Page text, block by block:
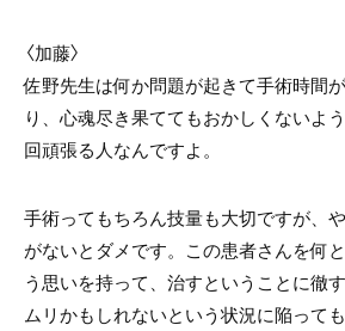
〈加藤〉
佐野先生は何か問題が起きて手術時間
り、心魂尽き果ててもおかしくないよ
回頑張る人なんですよ。
手術ってもちろん技量も大切ですが、
がないとダメです。この患者さんを何
う思いを持って、治すということに徹
ムリかもしれないという状況に陥って